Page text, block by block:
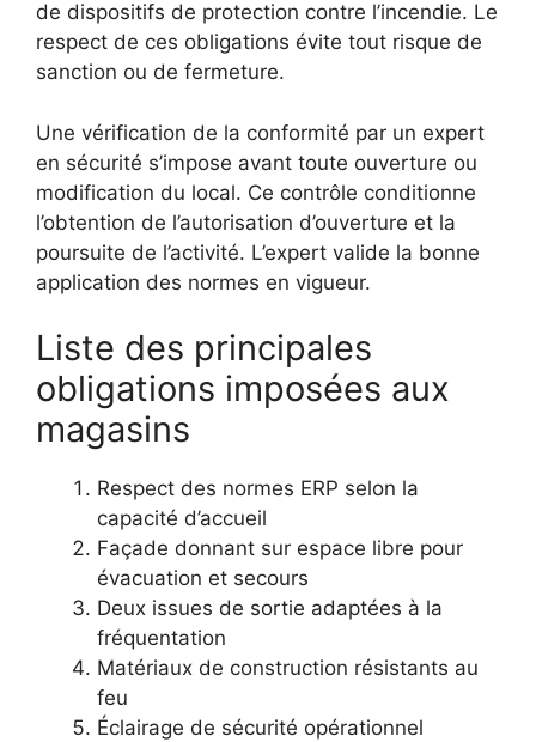
de dispositifs de protection contre l’incendie. Le
respect de ces obligations évite tout risque de
sanction ou de fermeture.
Une vérification de la conformité par un expert
en sécurité s’impose avant toute ouverture ou
modification du local. Ce contrôle conditionne
l’obtention de l’autorisation d’ouverture et la
poursuite de l’activité. L’expert valide la bonne
application des normes en vigueur.
Liste des principales
obligations imposées aux
magasins
Respect des normes ERP selon la
capacité d’accueil
Façade donnant sur espace libre pour
évacuation et secours
Deux issues de sortie adaptées à la
fréquentation
Matériaux de construction résistants au
feu
Éclairage de sécurité opérationnel